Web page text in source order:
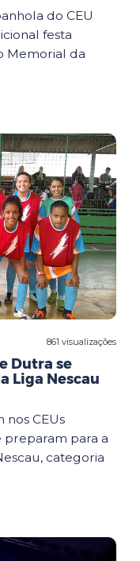
do CEU
festa
Memorial da
861 visualizações
Dutra se
Liga Nescau
CEUs
preparam para a
categoria